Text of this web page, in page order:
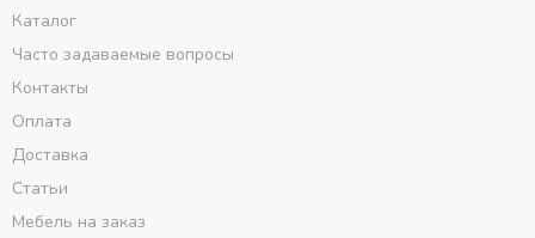
Каталог
Часто задаваемые вопросы
Контакты
Оплата
Доставка
Статьи
Мебель на заказ